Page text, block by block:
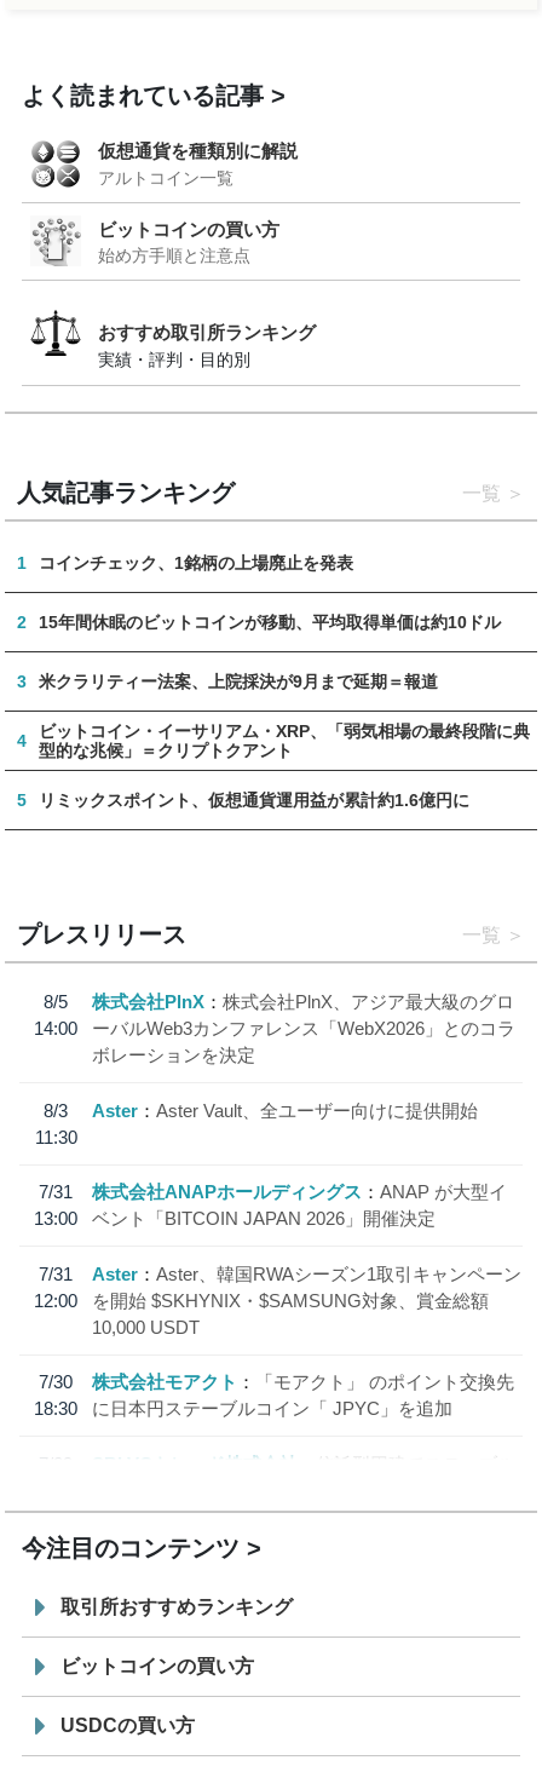
よく読まれている記事
仮想通貨を種類別に解説
アルトコイン一覧
ビットコインの買い方
始め方手順と注意点
おすすめ取引所ランキング
実績・評判・目的別
人気記事ランキング 一覧
1 コインチェック、1銘柄の上場廃止を発表
2 15年間休眠のビットコインが移動、平均取得単価は約10ドル
3 米クラリティー法案、上院採決が9月まで延期＝報道
4
ビットコイン・イーサリアム・XRP、「弱気相場の最終段階に典
型的な兆候」＝クリプトクアント
5 リミックスポイント、仮想通貨運用益が累計約1.6億円に
プレスリリース 一覧
8/5
14:00
株式会社PlnX
株式会社PlnX、アジア最大級のグロ
ーバルWeb3カンファレンス「WebX2026」とのコラ
ボレーションを決定
8/3
11:30
Aster Aster Vault、全ユーザー向けに提供開始
7/31
13:00
株式会社ANAPホールディングス
ANAP が大型イ
ベント「BITCOIN JAPAN 2026」開催決定
7/31
12:00
Aster
Aster、韓国RWAシーズン1取引キャンペーン
を開始 $SKHYNIX・$SAMSUNG対象、賞金総額
10,000 USDT
7/30
18:30
株式会社モアクト
「モアクト」 のポイント交換先
に日本円ステーブルコイン「 JPYC」を追加
7/29
SBI VCトレード株式会社
信託型円建てステーブル
今注目のコンテンツ
取引所おすすめランキング
ビットコインの買い方
USDCの買い方